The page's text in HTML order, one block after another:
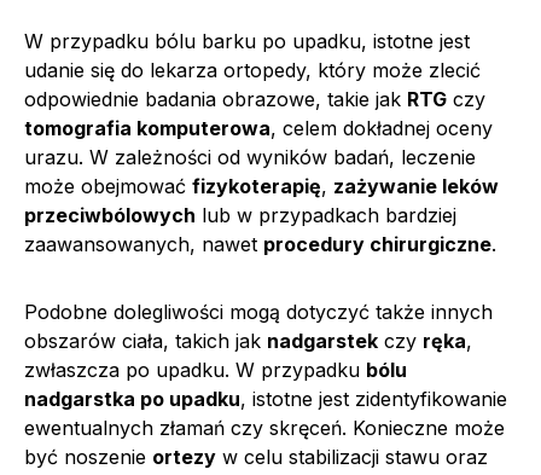
W przypadku bólu barku po upadku, istotne jest
udanie się do lekarza ortopedy, który może zlecić
odpowiednie badania obrazowe, takie jak RTG czy
tomografia komputerowa, celem dokładnej oceny
urazu. W zależności od wyników badań, leczenie
może obejmować fizykoterapię, zażywanie leków
przeciwbólowych lub w przypadkach bardziej
zaawansowanych, nawet procedury chirurgiczne.
Podobne dolegliwości mogą dotyczyć także innych
obszarów ciała, takich jak nadgarstek czy ręka,
zwłaszcza po upadku. W przypadku bólu
nadgarstka po upadku, istotne jest zidentyfikowanie
ewentualnych złamań czy skręceń. Konieczne może
być noszenie ortezy w celu stabilizacji stawu oraz